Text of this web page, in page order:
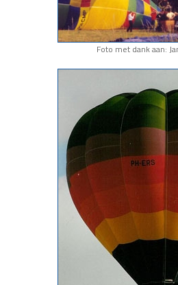
Foto met dank aan: